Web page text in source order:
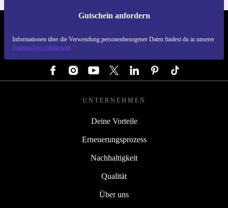
Gutschein anfordern
Informationen über die Verwendung personenbezogener Daten findest du in unserer
Datenschutzerklärung
UNTERNEHMEN
Deine Vorteile
Erneuerungsprozess
Nachhaltigkeit
Qualität
Über uns